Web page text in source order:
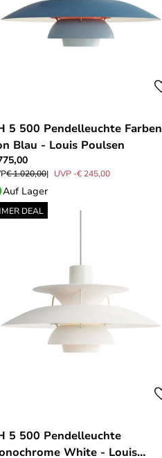
5 500 Pendelleuchte Farben
Blau - Louis Poulsen
€ 1.020,00 UVP -€ 245,00
Auf Lager
DEAL
5 500 Pendelleuchte
White - Louis